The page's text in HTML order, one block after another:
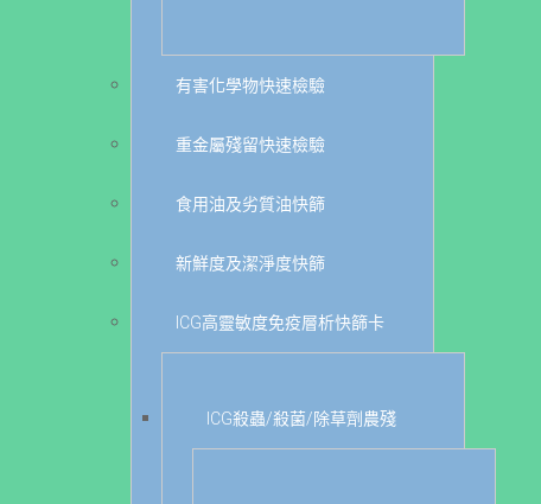
有害化學物快速檢驗
重金屬殘留快速檢驗
食用油及劣質油快篩
新鮮度及潔淨度快篩
ICG高靈敏度免疫層析快篩卡
ICG殺蟲/殺菌/除草劑農殘